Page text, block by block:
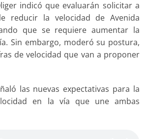
indicó que evaluarán solicitar a
reducir la velocidad de Avenida
que se requiere aumentar la
Sin embargo, moderó su postura,
de velocidad que van a proponer
las nuevas expectativas para la
en la vía que une ambas